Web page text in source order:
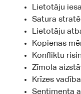
Lietotāju
Satura
Lietotāju
Kopienas
Konfliktu
Zīmola
Krīzes vadība
Sentimenta